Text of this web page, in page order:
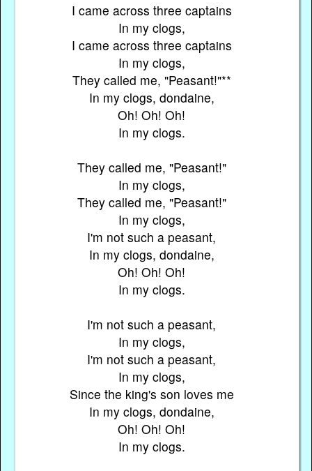
I came across three captains
In my clogs,
I came across three captains
In my clogs,
They called me, "Peasant!"**
In my clogs, dondaine,
Oh! Oh! Oh!
In my clogs.
They called me, "Peasant!"
In my clogs,
They called me, "Peasant!"
In my clogs,
I'm not such a peasant,
In my clogs, dondaine,
Oh! Oh! Oh!
In my clogs.
I'm not such a peasant,
In my clogs,
I'm not such a peasant,
In my clogs,
Since the king's son loves me
In my clogs, dondaine,
Oh! Oh! Oh!
In my clogs.